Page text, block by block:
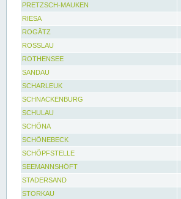
PRETZSCH-MAUKEN
RIESA
ROGÄTZ
ROSSLAU
ROTHENSEE
SANDAU
SCHARLEUK
SCHNACKENBURG
SCHULAU
SCHÖNA
SCHÖNEBECK
SCHÖPFSTELLE
SEEMANNSHÖFT
STADERSAND
STORKAU